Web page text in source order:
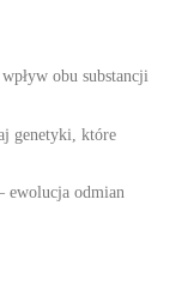
obu substancji
genetyki, które
ewolucja odmian